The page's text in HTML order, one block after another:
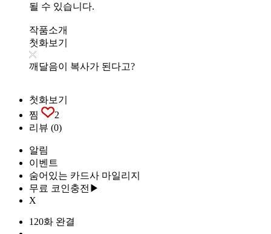
될 수 있습니다.
작품소개
첫화보기
깨달음이 복사가 된다고?
첫화보기
찜
2
리뷰 (0)
알림
이벤트
숨어있는 카드사 마일리지
무료 코인충전▶
X
120화 완결